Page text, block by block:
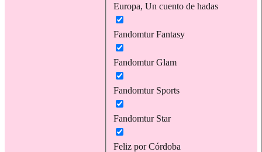
Europa, Un cuento de hadas
Fandomtur Fantasy
Fandomtur Glam
Fandomtur Sports
Fandomtur Star
Feliz por Córdoba